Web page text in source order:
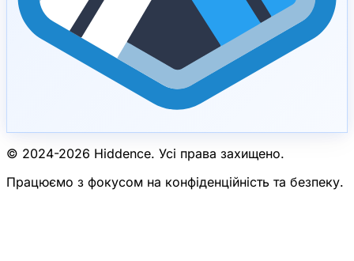
© 2024-2026 Hiddence. Усі права захищено.
Працюємо з фокусом на конфіденційність та безпеку.